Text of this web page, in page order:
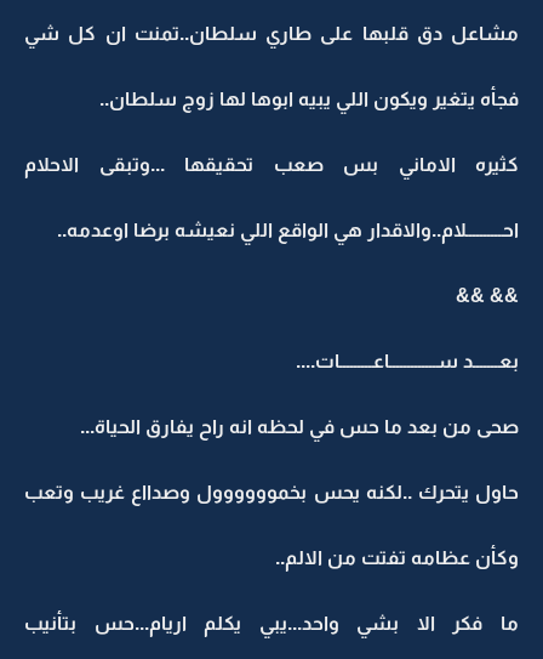
مشاعل دق قلبها على طاري سلطان..تمنت ان كل شي
فجأه يتغير ويكون اللي يبيه ابوها لها زوج سلطان..
كثيره الاماني بس صعب تحقيقها ...وتبقى الاحلام
احــــــــــلام..والاقدار هي الواقع اللي نعيشه برضا اوعدمه..
&& &&
بعـــــــد ســـــــــــــاعـــــــــات....
صحى من بعد ما حس في لحظه انه راح يفارق الحياة...
حاول يتحرك ..لكنه يحس بخموووووول وصدااع غريب وتعب
وكأن عظامه تفتت من الالم..
ما فكر الا بشي واحد...يبي يكلم اريام...حس بتأنيب